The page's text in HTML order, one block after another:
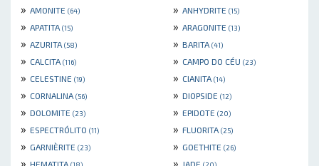
» AMONITE (64) » ANHYDRITE (15)
» APATITA (15) » ARAGONITE (13)
» AZURITA (58) » BARITA (41)
» CALCITA (116) » CAMPO DO CÉU (23)
» CELESTINE (19) » CIANITA (14)
» CORNALINA (56) » DIOPSIDE (12)
» DOLOMITE (23) » EPIDOTE (20)
» ESPECTRÓLITO (11) » FLUORITA (25)
» GARNIÈRITE (23) » GOETHITE (26)
» »